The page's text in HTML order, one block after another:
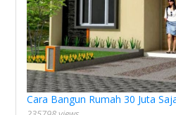
Cara Bangun Rumah 30 Juta